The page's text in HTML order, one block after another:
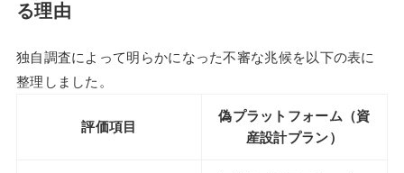
る理由
独自調査によって明らかになった不審な兆候を以下の表に
整理しました。
評価項目
偽プラットフォーム（資
産設計プラン）